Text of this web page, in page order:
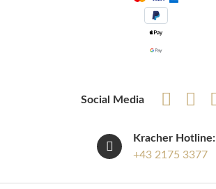
Social Media
Kracher Hotline:
+43 2175 3377